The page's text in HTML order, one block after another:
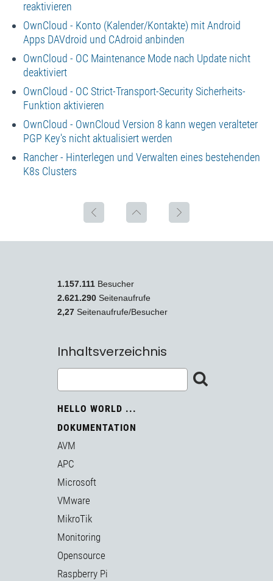
reaktivieren
OwnCloud - Konto (Kalender/Kontakte) mit Android
Apps DAVdroid und CAdroid anbinden
OwnCloud - OC Maintenance Mode nach Update nicht
deaktiviert
OwnCloud - OC Strict-Transport-Security Sicherheits-
Funktion aktivieren
OwnCloud - OwnCloud Version 8 kann wegen veralteter
PGP Key's nicht aktualisiert werden
Rancher - Hinterlegen und Verwalten eines bestehenden
K8s Clusters
1.157.111 Besucher
2.621.290 Seitenaufrufe
2,27 Seitenaufrufe/Besucher
Inhaltsverzeichnis
HELLO WORLD ...
DOKUMENTATION
AVM
APC
Microsoft
VMware
MikroTik
Monitoring
Opensource
Raspberry Pi